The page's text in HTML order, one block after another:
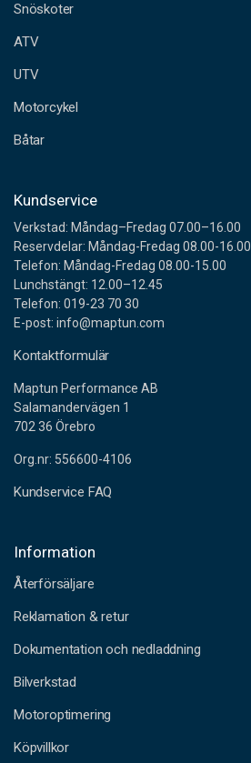
r
s
s
Snöskoter
ATV
UTV
Motorcykel
Båtar
Kundservice
Verkstad: Måndag–Fredag 07.00–16.00
Reservdelar: Måndag-Fredag 08.00-16.00
Telefon: Måndag-Fredag 08.00-15.00
Lunchstängt: 12.00–12.45
Telefon: 019-23 70 30
E-post: info@maptun.com
Kontaktformulär
Maptun Performance AB
Salamandervägen 1
702 36 Örebro
Org.nr: 556600-4106
Kundservice FAQ
Information
Återförsäljare
Reklamation & retur
Dokumentation och nedladdning
Bilverkstad
Motoroptimering
Köpvillkor